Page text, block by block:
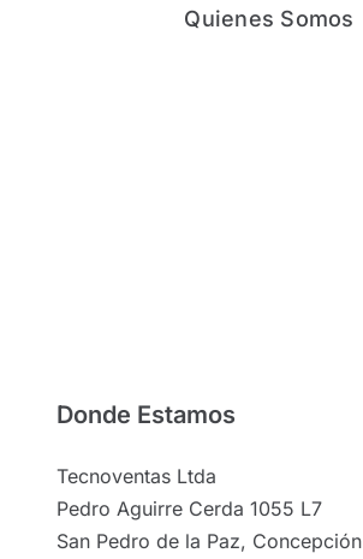
Quienes Somos
Donde Estamos
Tecnoventas Ltda
Pedro Aguirre Cerda 1055 L7
San Pedro de la Paz, Concepción